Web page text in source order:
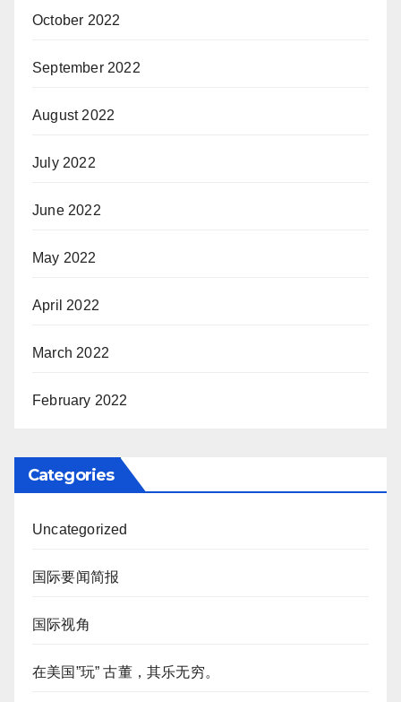
October 2022
September 2022
August 2022
July 2022
June 2022
May 2022
April 2022
March 2022
February 2022
Categories
Uncategorized
国际要闻简报
国际视角
在美国”玩” 古董，其乐无穷。